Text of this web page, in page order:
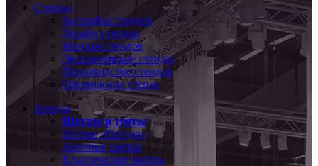
Стенды
Застройка стендов
Дизайн стендов
Монтаж стендов
Эксклюзивные стенды
Производство стендов
Оформление стенда
Аренда
Шатры и тенты
Шатры «Пагода»
Арочные шатры
Классические шатры